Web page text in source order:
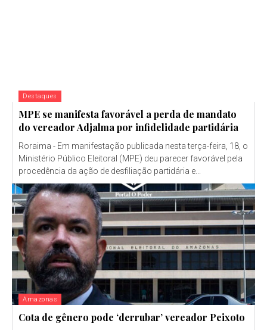
Destaques
MPE se manifesta favorável a perda de mandato
do vereador Adjalma por infidelidade partidária
Roraima - Em manifestação publicada nesta terça-feira, 18, o
Ministério Público Eleitoral (MPE) deu parecer favorável pela
procedência da ação de desfiliação partidária e...
Amazonas
Cota de gênero pode ‘derrubar’ vereador Peixoto